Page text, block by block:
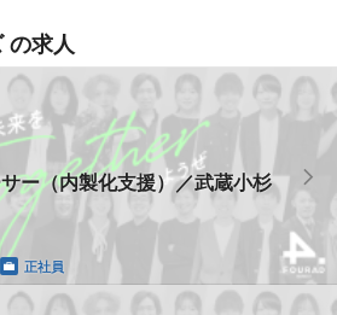
の求人
ー（内製化支援）／武蔵小杉
正社員